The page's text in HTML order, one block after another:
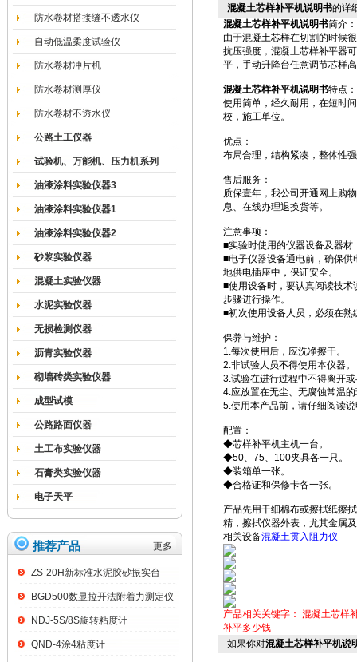
防水卷材搭接缝不透水仪
自动低温柔度试验仪
防水卷材冲片机
防水卷材测厚仪
防水卷材不透水仪
公路土工仪器
试验机、万能机、压力机系列
油漆涂料实验仪器3
油漆涂料实验仪器1
油漆涂料实验仪器2
砂浆实验仪器
混凝土实验仪器
水泥实验仪器
无损检测仪器
沥青实验仪器
砌墙砖类实验仪器
成型试模
公路路面仪器
土工布实验仪器
石膏类实验仪器
电子天平
推荐产品 更多...
ZS-20H新标准水泥胶砂振实台
BGD500数显拉开法附着力测定仪
NDJ-5S/8S旋转粘度计
QND-4涂4粘度计
混凝土芯样补平机说明书的详
混凝土芯样补平机说明书简介：
由于混凝土芯样在切割的时候
抗压强度，混凝土芯样补平器
平，手动升降台任意调节芯样
混凝土芯样补平机说明书特点：
使用简单，经久耐用，在短时
校，施工单位。
优点：
布局合理，结构紧凑，整体性
售后服务：
质保壹年，我公司开通网上购
息、在线办理退换货等。
注意事项：
■实验时使用的仪器设备及器
■电子仪器设备通电前，确保
地供电插座中，保证安全。
■使用设备时，要认真阅读技
步骤进行操作。
■初次使用设备人员，必须在
保养与维护：
1.每次使用后，应洗净擦干。
2.非试验人员不得使用本仪器。
3.试验在进行过程中不得离开
4.应放置在无尘、无腐蚀常温
5.使用本产品前，请仔细阅读
配置：
◆芯样补平机主机一台。
◆50、75、100夹具各一只。
◆装箱单一张。
◆合格证和保修卡各一张。
产品先用干细棉布或擦拭纸擦
精，擦拭仪器外表，尤其金属
相关设备混凝土贯入阻力仪
产品相关关键字： 混凝土芯样
补平多少钱
如果你对混凝土芯样补平机说